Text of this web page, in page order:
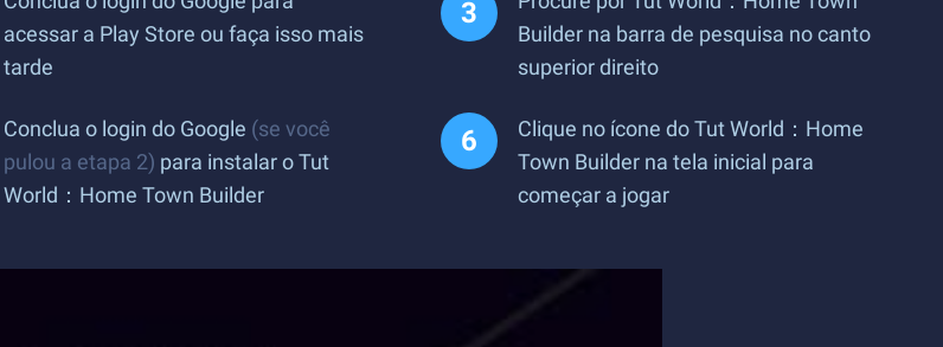
acessar a Play Store ou faça isso mais
tarde
Builder na barra de pesquisa no canto
superior direito
Conclua o login do Google (se você
pulou a etapa 2) para instalar o Tut
World：Home Town Builder
Clique no ícone do Tut World：Home
Town Builder na tela inicial para
começar a jogar